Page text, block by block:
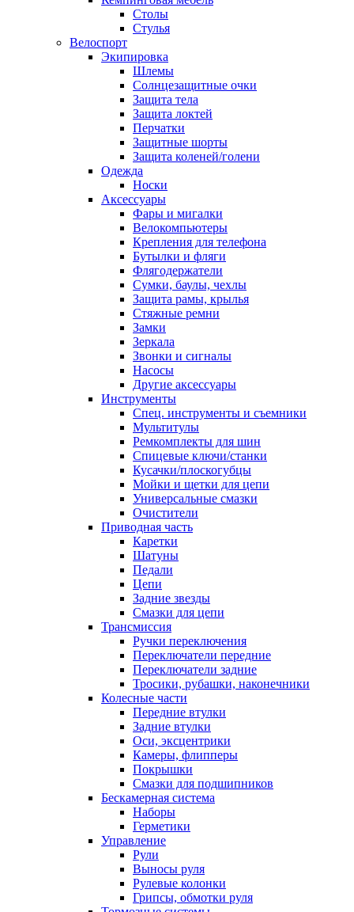
Столы
Стулья
Велоспорт
Экипировка
Шлемы
Солнцезащитные очки
Защита тела
Защита локтей
Перчатки
Защитные шорты
Защита коленей/голени
Одежда
Носки
Аксессуары
Фары и мигалки
Велокомпьютеры
Крепления для телефона
Бутылки и фляги
Флягодержатели
Сумки, баулы, чехлы
Защита рамы, крылья
Стяжные ремни
Замки
Зеркала
Звонки и сигналы
Насосы
Другие аксессуары
Инструменты
Спец. инструменты и съемники
Мультитулы
Ремкомплекты для шин
Спицевые ключи/станки
Кусачки/плоскогубцы
Мойки и щетки для цепи
Универсальные смазки
Очистители
Приводная часть
Каретки
Шатуны
Педали
Цепи
Задние звезды
Смазки для цепи
Трансмиссия
Ручки переключения
Переключатели передние
Переключатели задние
Тросики, рубашки, наконечники
Колесные части
Передние втулки
Задние втулки
Оси, эксцентрики
Камеры, флипперы
Покрышки
Смазки для подшипников
Бескамерная система
Наборы
Герметики
Управление
Рули
Выносы руля
Рулевые колонки
Грипсы, обмотки руля